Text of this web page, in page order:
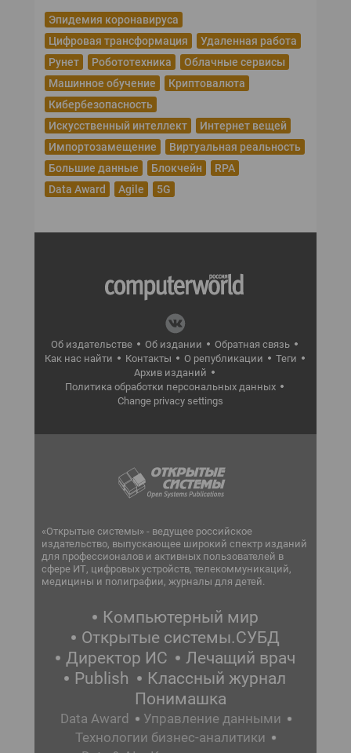
Эпидемия коронавируса
Цифровая трансформация
Удаленная работа
Рунет
Робототехника
Облачные сервисы
Машинное обучение
Криптовалюта
Кибербезопасность
Искусственный интеллект
Интернет вещей
Импортозамещение
Виртуальная реальность
Большие данные
Блокчейн
RPA
Data Award
Agile 5G
Об издательстве Об издании
Обратная связь
Как нас найти
Контакты О републикации
Теги
Архив изданий
Политика обработки персональных данных
Change privacy settings
«Открытые системы» - ведущее российское
издательство, выпускающее широкий спектр изданий
для профессионалов и активных пользователей в
сфере ИТ, цифровых устройств, телекоммуникаций,
медицины и полиграфии, журналы для детей.
Компьютерный мир
Открытые системы.СУБД
Директор ИС
Лечащий врач
Publish
Классный журнал
Понимашка
Data Award
Управление данными
Технологии бизнес-аналитики